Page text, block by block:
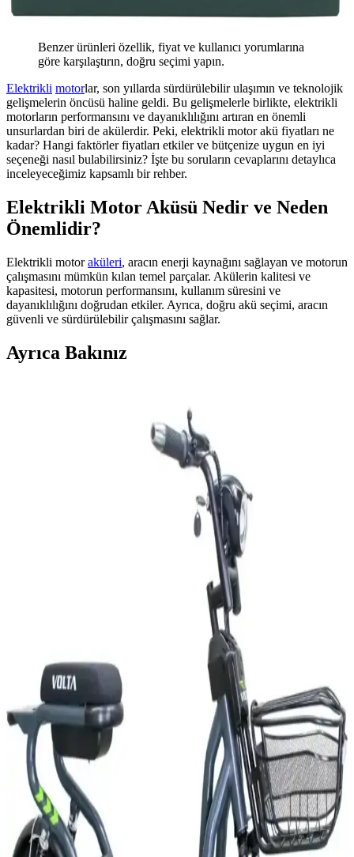
Benzer ürünleri özellik, fiyat ve kullanıcı yorumlarına
göre karşılaştırın, doğru seçimi yapın.
Elektrikli motorlar, son yıllarda sürdürülebilir ulaşımın ve teknolojik
gelişmelerin öncüsü haline geldi. Bu gelişmelerle birlikte, elektrikli
motorların performansını ve dayanıklılığını artıran en önemli
unsurlardan biri de akülerdir. Peki, elektrikli motor akü fiyatları ne
kadar? Hangi faktörler fiyatları etkiler ve bütçenize uygun en iyi
seçeneği nasıl bulabilirsiniz? İşte bu soruların cevaplarını detaylıca
inceleyeceğimiz kapsamlı bir rehber.
Elektrikli Motor Aküsü Nedir ve Neden
Önemlidir?
Elektrikli motoraküleri, aracın enerji kaynağını sağlayan ve motorun
çalışmasını mümkün kılan temel parçalar. Akülerin kalitesi ve
kapasitesi, motorun performansını, kullanım süresini ve
dayanıklılığını doğrudan etkiler. Ayrıca, doğru akü seçimi, aracın
güvenli ve sürdürülebilir çalışmasını sağlar.
Ayrıca Bakınız
Sürdürülebilir ve Ekonomik Çözümler
Şarjlı motorlar, batarya teknolojileri ve gelişen kullanım alanlarıyla
şehir içi ulaşımda sürdürülebilir ve ekonomik çözümler sağlıyor.
Plaka İstemeyen Elektrikli Motorlar: Türkiye'de
Yasal Durum ve Teknolojik Avantajlar
Plaka istemeyen elektrikli motorlar, düşük hız ve güç sınırlarıyla
yasal kolaylık ve çevreci ulaşım sunuyor. Türkiye'deki mevzuat ve
popüler modellerle şehir içi ulaşımda pratik alternatifler sağlıyor.
Elektrikli Motorların Ehliyetsiz Kullanımı: Yasal
Türkiye'de elektrikli motorların ehliyetsiz kullanımı yasal sınırlar ve
güvenlik riskleriyle sınırlıdır. Bu yazı, türlerine göre ehliyet
gerekliliği, cezalar ve güvenlik önlemlerini detaylıca inceliyor.
Elektrikli Motorlarda Ehliyet Gerekliliği: Güç, Hız
ve Yasal Düzenlemeler 2024
Elektrikli motorlarda ehliyet gerekliliği, aracın güç ve hız sınırlarına
göre değişir. Türkiye'deki yasal düzenlemeler, güvenlik önlemleri ve
güncel mevzuat hakkında kapsamlı bilgiler sunulmaktadır.
2025'te Elektrikli Motorlarda Ehliyet Şart mı?
Bilmeniz Gerekenler